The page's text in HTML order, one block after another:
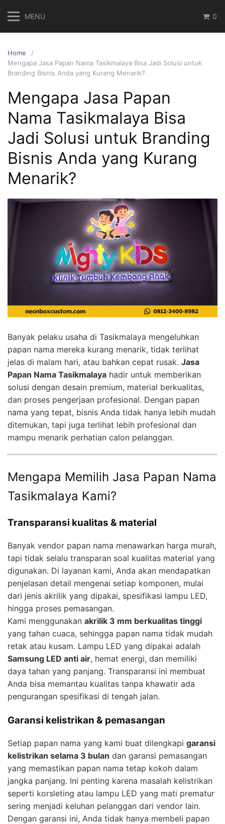
content
MENU 0
Home
Mengapa Jasa Papan Nama Tasikmalaya Bisa Jadi Solusi untuk
Branding Bisnis Anda yang Kurang Menarik?
Mengapa Jasa Papan
Nama Tasikmalaya Bisa
Jadi Solusi untuk Branding
Bisnis Anda yang Kurang
Menarik?
Banyak pelaku usaha di Tasikmalaya mengeluhkan
papan nama mereka kurang menarik, tidak terlihat
jelas di malam hari, atau bahkan cepat rusak. Jasa
Papan Nama Tasikmalaya hadir untuk memberikan
solusi dengan desain premium, material berkualitas,
dan proses pengerjaan profesional. Dengan papan
nama yang tepat, bisnis Anda tidak hanya lebih mudah
ditemukan, tapi juga terlihat lebih profesional dan
mampu menarik perhatian calon pelanggan.
Mengapa Memilih Jasa Papan Nama
Tasikmalaya Kami?
Transparansi kualitas & material
Banyak vendor papan nama menawarkan harga murah,
tapi tidak selalu transparan soal kualitas material yang
digunakan. Di layanan kami, Anda akan mendapatkan
penjelasan detail mengenai setiap komponen, mulai
dari jenis akrilik yang dipakai, spesifikasi lampu LED,
hingga proses pemasangan.
Kami menggunakan akrilik 3 mm berkualitas tinggi
yang tahan cuaca, sehingga papan nama tidak mudah
retak atau kusam. Lampu LED yang dipakai adalah
Samsung LED anti air, hemat energi, dan memiliki
daya tahan yang panjang. Transparansi ini membuat
Anda bisa memantau kualitas tanpa khawatir ada
pengurangan spesifikasi di tengah jalan.
Garansi kelistrikan & pemasangan
Setiap papan nama yang kami buat dilengkapi garansi
kelistrikan selama 3 bulan dan garansi pemasangan
yang memastikan papan nama tetap kokoh dalam
jangka panjang. Ini penting karena masalah kelistrikan
seperti korsleting atau lampu LED yang mati prematur
sering menjadi keluhan pelanggan dari vendor lain.
Dengan garansi ini, Anda tidak hanya membeli papan